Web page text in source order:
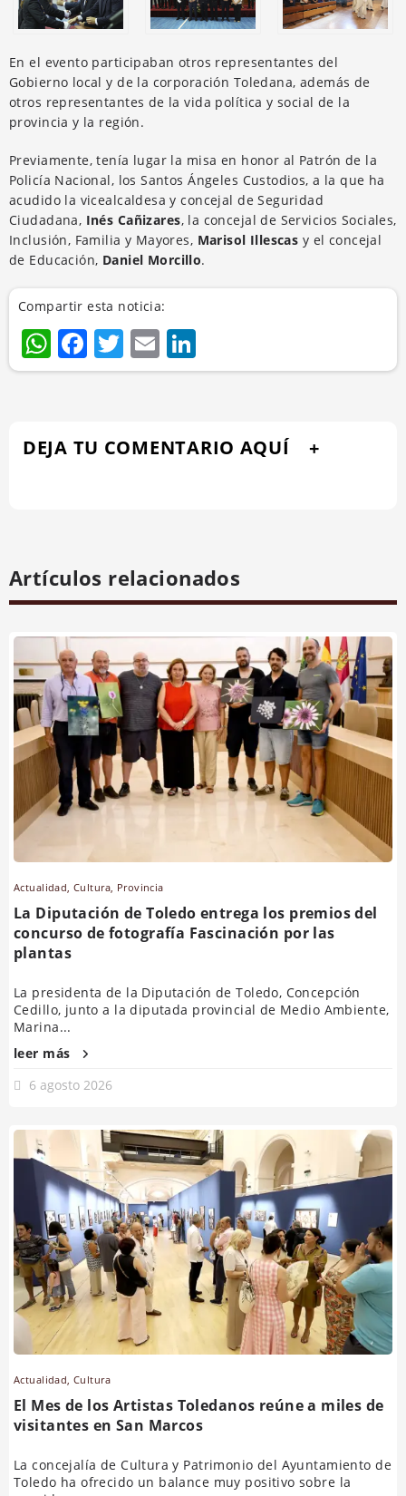
En el evento participaban otros representantes del
Gobierno local y de la corporación Toledana, además de
otros representantes de la vida política y social de la
provincia y la región.
Previamente, tenía lugar la misa en honor al Patrón de la
Policía Nacional, los Santos Ángeles Custodios, a la que ha
acudido la vicealcaldesa y concejal de Seguridad
Ciudadana, Inés Cañizares, la concejal de Servicios Sociales,
Inclusión, Familia y Mayores, Marisol Illescas y el concejal
de Educación, Daniel Morcillo.
Compartir esta noticia:
WhatsApp
Facebook
Twitter
Email
DEJA TU COMENTARIO AQUÍ
Artículos relacionados
Actualidad ,Cultura Provincia
La Diputación de Toledo entrega los premios del
concurso de fotografía Fascinación por las
plantas
La presidenta de la Diputación de Toledo, Concepción
Cedillo, junto a la diputada provincial de Medio Ambiente,
Marina...
leer más
6 agosto 2026
Actualidad,Cultura
El Mes de los Artistas Toledanos reúne a miles de
visitantes en San Marcos
La concejalía de Cultura y Patrimonio del Ayuntamiento de
Toledo ha ofrecido un balance muy positivo sobre la